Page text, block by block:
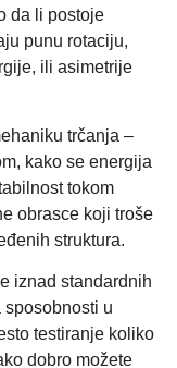
da li postoje
punu rotaciju,
ili asimetrije
trčanja –
kako se energija
tokom
obrasce koji troše
struktura.
iznad standardnih
u
testiranje koliko
dobro možete